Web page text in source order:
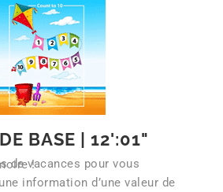
BASE | 12':01"
la mémoire !